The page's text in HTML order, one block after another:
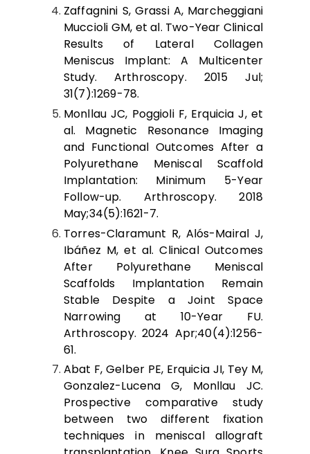
Zaffagnini S, Grassi A, Marcheggiani
Muccioli GM, et al. Two-Year Clinical
Results of Lateral Collagen
Meniscus Implant: A Multicenter
Study. Arthroscopy. 2015 Jul;
31(7):1269-78.
Monllau JC, Poggioli F, Erquicia J, et
al. Magnetic Resonance Imaging
and Functional Outcomes After a
Polyurethane Meniscal Scaffold
Implantation: Minimum 5-Year
Follow-up. Arthroscopy. 2018
May;34(5):1621-7.
Torres-Claramunt R, Alós-Mairal J,
Ibáñez M, et al. Clinical Outcomes
After Polyurethane Meniscal
Scaffolds Implantation Remain
Stable Despite a Joint Space
Narrowing at 10-Year FU.
Arthroscopy. 2024 Apr;40(4):1256-
61.
Abat F, Gelber PE, Erquicia JI, Tey M,
Gonzalez-Lucena G, Monllau JC.
Prospective comparative study
between two different fixation
techniques in meniscal allograft